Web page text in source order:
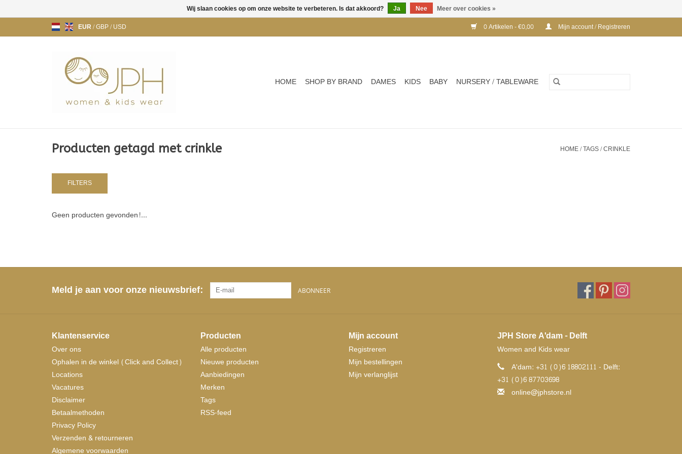
EUR/GBP/USD 0 Artikelen - €0,00 Mijn account / Registreren
HOME SHOP BY BRAND DAMES KIDS BABY NURSERY / TABLEWARE
Producten getagd met crinkle HOME/TAGS/CRINKLE
FILTERS
Geen producten gevonden!...
Meld je aan voor onze nieuwsbrief: ABONNEER
Klantenservice
Over ons
Ophalen in de winkel (Click and Collect)
Locations
Vacatures
Disclaimer
Betaalmethoden
Privacy Policy
Verzenden & retourneren
Algemene voorwaarden
Producten
Alle producten
Nieuwe producten
Aanbiedingen
Merken
Tags
RSS-feed
Mijn account
Registreren
Mijn bestellingen
Mijn verlanglijst
JPH Store A'dam - Delft
Women and Kids wear
A'dam: +31 (0)6 18802111 - Delft:
+31 (0)6 87703698
online@jphstore.nl
Wij slaan cookies op om onze website te verbeteren. Is dat akkoord? Ja Nee Meer over cookies »